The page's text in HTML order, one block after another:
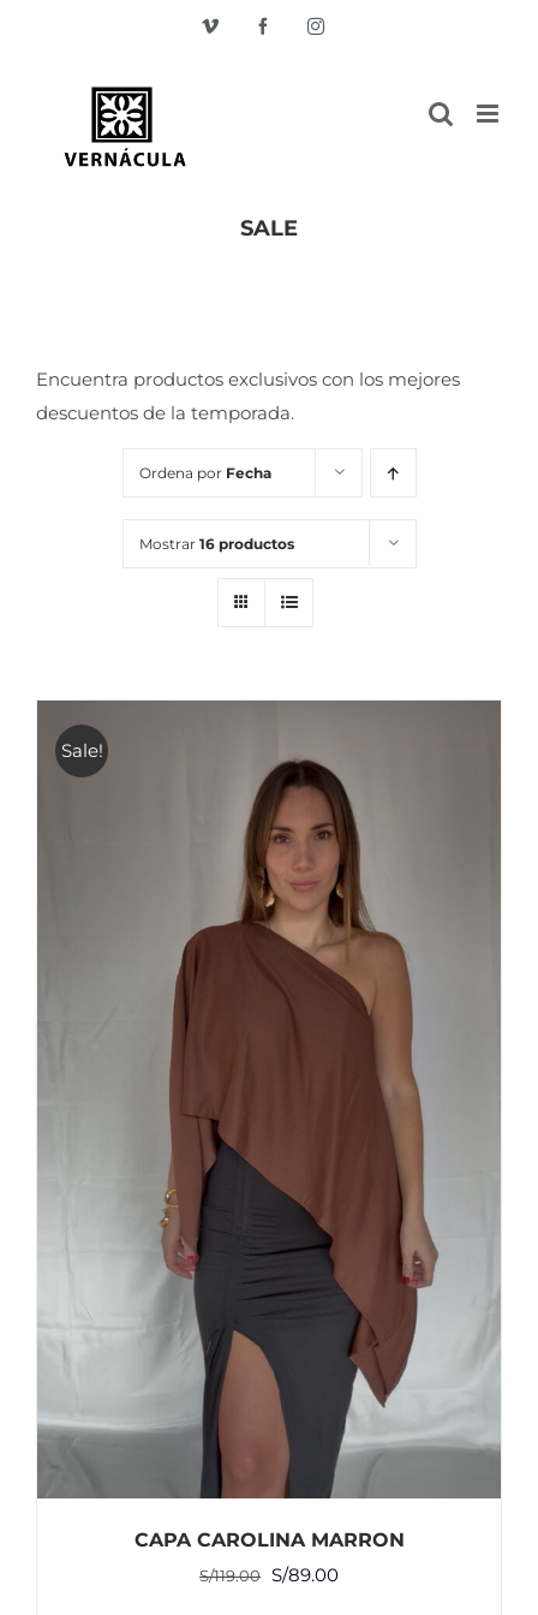
Vimeo FacebookInstagram
SALE
Encuentra productos exclusivos con los mejores
descuentos de la temporada.
Ordena por Fecha
Mostrar 16 productos
Sale!
CAPA CAROLINA MARRON
S/119.00
El
S/89.00El